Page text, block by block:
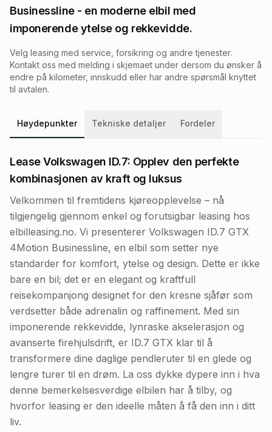
Businessline- en moderne elbil med
imponerende ytelse og rekkevidde.
Velg leasing med service, forsikring og andre tjenester.
Kontakt oss med melding i skjemaet under dersom du ønsker å
endre på kilometer, innskudd eller har andre spørsmål knyttet
til avtalen.
Høydepunkter Tekniske detaljer Fordeler
Lease Volkswagen ID.7: Opplev den perfekte
kombinasjonen av kraft og luksus
Velkommen til fremtidens kjøreopplevelse – nå
tilgjengelig gjennom enkel og forutsigbar leasing hos
elbilleasing.no. Vi presenterer Volkswagen ID.7 GTX
4Motion Businessline, en elbil som setter nye
standarder for komfort, ytelse og design. Dette er ikke
bare en bil; det er en elegant og kraftfull
reisekompanjong designet for den kresne sjåfør som
verdsetter både adrenalin og raffinement. Med sin
imponerende rekkevidde, lynraske akselerasjon og
avanserte firehjulsdrift, er ID.7 GTX klar til å
transformere dine daglige pendleruter til en glede og
lengre turer til en drøm. La oss dykke dypere inn i hva
denne bemerkelsesverdige elbilen har å tilby, og
hvorfor leasing er den ideelle måten å få den inn i ditt
liv.